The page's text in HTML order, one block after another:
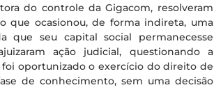
do controle da Gigacom, resolveram
que ocasionou, de forma indireta, uma
que seu capital social permanecesse
ação judicial, questionando a
oportunizado o exercício do direito de
de conhecimento, sem uma decisão